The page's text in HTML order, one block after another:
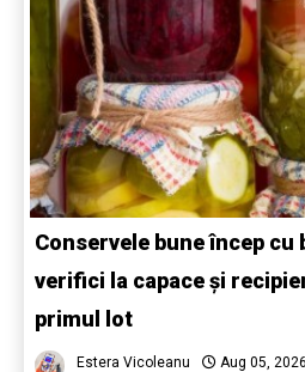
Conservele bune încep
verifici la capace și
primul lot
Estera Vicoleanu Aug 05, 2026